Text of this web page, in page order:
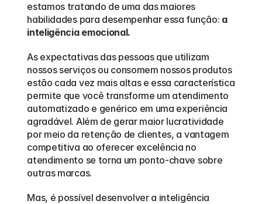
estamos tratando de uma das maiores
habilidades para desempenhar essa função: a
inteligência emocional.
As expectativas das pessoas que utilizam
nossos serviços ou consomem nossos produtos
estão cada vez mais altas e essa característica
permite que você transforme um atendimento
automatizado e genérico em uma experiência
agradável. Além de gerar maior lucratividade
por meio da retenção de clientes, a vantagem
competitiva ao oferecer excelência no
atendimento se torna um ponto-chave sobre
outras marcas.
Mas, é possível desenvolver a inteligência